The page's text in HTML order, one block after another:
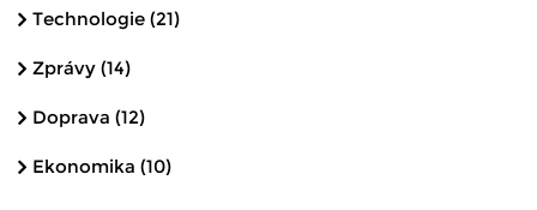
Technologie (21)
Zprávy (14)
Doprava (12)
Ekonomika (10)